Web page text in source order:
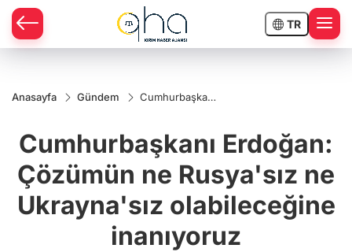
TR
Anasayfa Gündem
Cumhurbaşkanı
Rusya'sız ne
Ukrayna'sız
olabileceğine
inanıyoruz
Cumhurbaşkanı Erdoğan:
Çözümün ne Rusya'sız ne
Ukrayna'sız olabileceğine
inanıyoruz